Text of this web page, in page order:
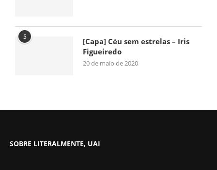
5
[Capa] Céu sem estrelas – Iris
Figueiredo
20 de maio de 2020
SOBRE LITERALMENTE, UAI